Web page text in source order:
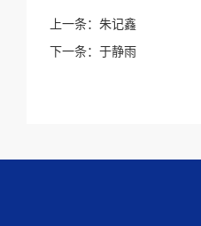
上一条： 朱记鑫
下一条： 于静雨